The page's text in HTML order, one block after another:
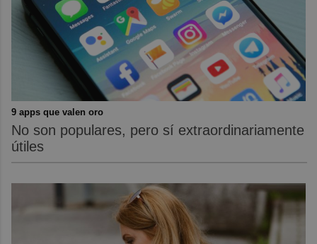
9 apps que valen oro
No son populares, pero sí extraordinariamente
útiles